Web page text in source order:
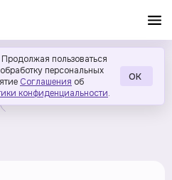
пользоваться
персональных
Соглашения об
конфиденциальности.
ОК